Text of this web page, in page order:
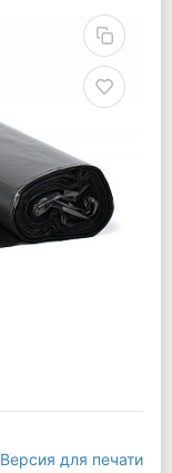
Версия для печати